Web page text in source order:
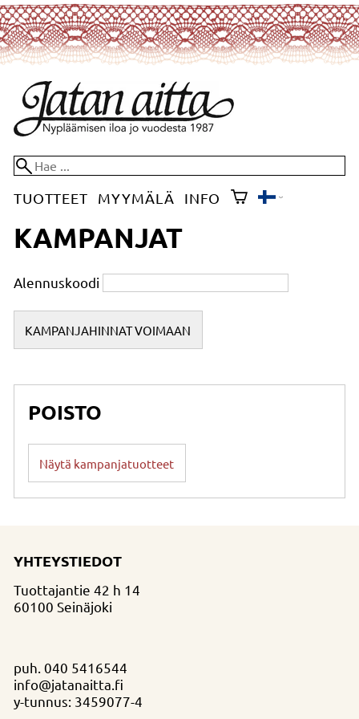
TUOTTEET MYYMÄLÄ INFO
KAMPANJAT
Alennuskoodi
POISTO
Näytä kampanjatuotteet
YHTEYSTIEDOT
Tuottajantie 42 h 14
60100 Seinäjoki
puh. 040 5416544
info@jatanaitta.fi
y-tunnus: 3459077-4